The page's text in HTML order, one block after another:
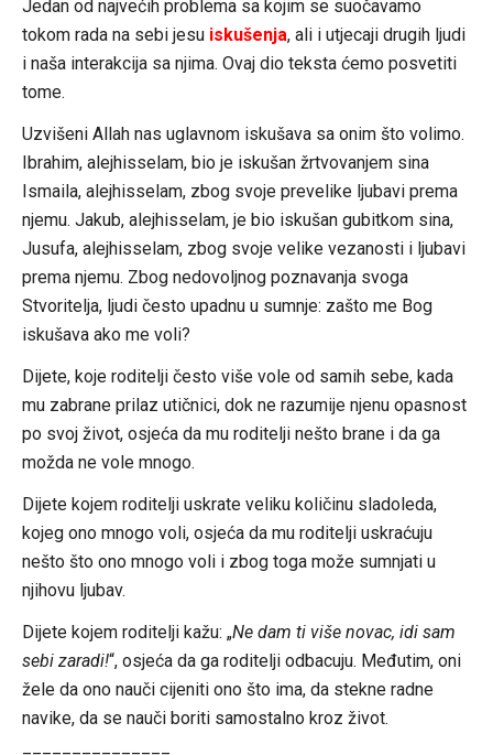
Jedan od najvećih problema sa kojim se suočavamo
tokom rada na sebi jesu iskušenja, ali i utjecaji drugih ljudi
i naša interakcija sa njima. Ovaj dio teksta ćemo posvetiti
tome.
Uzvišeni Allah nas uglavnom iskušava sa onim što volimo.
Ibrahim, alejhisselam, bio je iskušan žrtvovanjem sina
Ismaila, alejhisselam, zbog svoje prevelike ljubavi prema
njemu. Jakub, alejhisselam, je bio iskušan gubitkom sina,
Jusufa, alejhisselam, zbog svoje velike vezanosti i ljubavi
prema njemu. Zbog nedovoljnog poznavanja svoga
Stvoritelja, ljudi često upadnu u sumnje: zašto me Bog
iskušava ako me voli?
Dijete, koje roditelji često više vole od samih sebe, kada
mu zabrane prilaz utičnici, dok ne razumije njenu opasnost
po svoj život, osjeća da mu roditelji nešto brane i da ga
možda ne vole mnogo.
Dijete kojem roditelji uskrate veliku količinu sladoleda,
kojeg ono mnogo voli, osjeća da mu roditelji uskraćuju
nešto što ono mnogo voli i zbog toga može sumnjati u
njihovu ljubav.
Dijete kojem roditelji kažu: „Ne dam ti više novac, idi sam
sebi zaradi!“, osjeća da ga roditelji odbacuju. Međutim, oni
žele da ono nauči cijeniti ono što ima, da stekne radne
navike, da se nauči boriti samostalno kroz život.